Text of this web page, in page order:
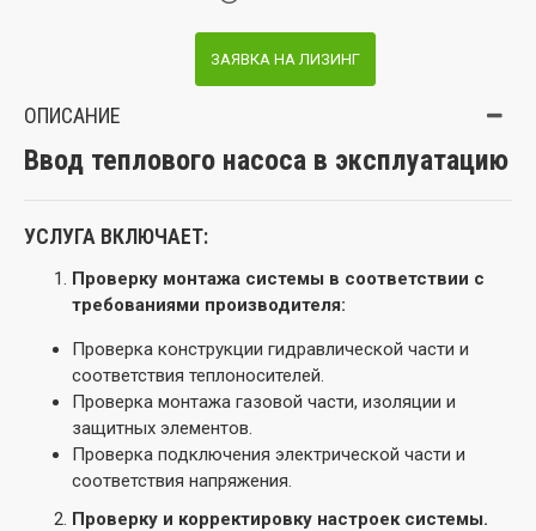
ЗАЯВКА НА ЛИЗИНГ
ОПИСАНИЕ
Ввод теплового насоса в эксплуатацию
УСЛУГА ВКЛЮЧАЕТ:
Проверку монтажа системы в соответствии с
требованиями производителя:
Проверка конструкции гидравлической части и
соответствия теплоносителей.
Проверка монтажа газовой части, изоляции и
защитных элементов.
Проверка подключения электрической части и
соответствия напряжения.
Проверку и корректировку настроек системы.